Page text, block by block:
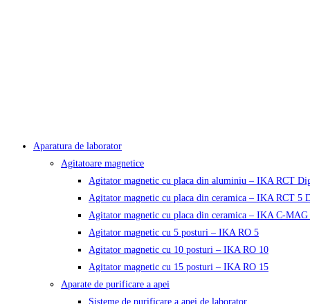
Aparatura de laborator
Agitatoare magnetice
Agitator magnetic cu placa din aluminiu – IKA RCT
Agitator magnetic cu placa din ceramica – IKA RCT 5
Agitator magnetic cu placa din ceramica – IKA C-MAG
Agitator magnetic cu 5 posturi – IKA RO 5
Agitator magnetic cu 10 posturi – IKA RO 10
Agitator magnetic cu 15 posturi – IKA RO 15
Aparate de purificare a apei
Sisteme de purificare a apei de laborator